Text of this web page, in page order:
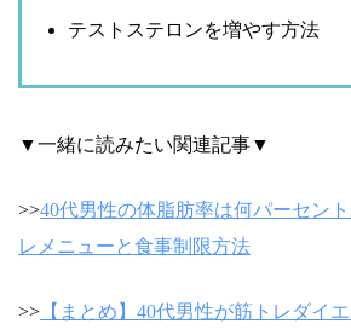
テストステロンを増やす方法
▼一緒に読みたい関連記事▼
>>40代男性の体脂肪率は何パーセン
レメニューと食事制限方法
>> 【まとめ】40代男性が筋トレダイ